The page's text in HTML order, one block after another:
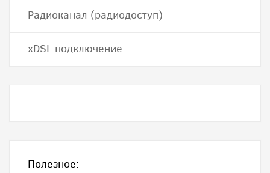
Радиоканал (радиодоступ)
хDSL подключение
Полезное: